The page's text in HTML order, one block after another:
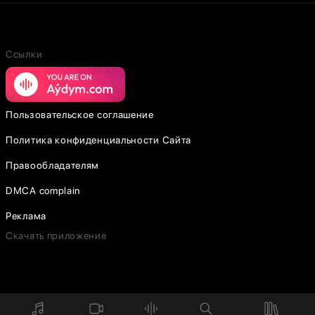
Ссылки
Пользовательское соглашение
Политика конфиденциальности Сайта
Правообладателям
DMCA complain
Реклама
Скачать приложение